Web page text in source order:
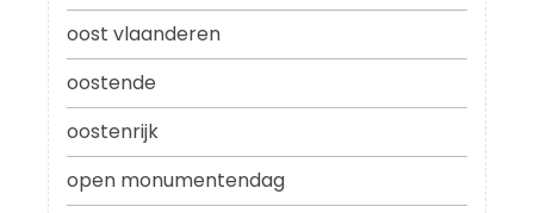
oost vlaanderen
oostende
oostenrijk
open monumentendag